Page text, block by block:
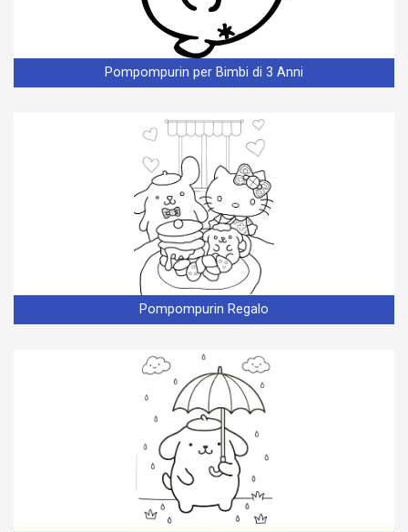
Pompompurin per Bimbi di 3 Anni
Pompompurin Regalo